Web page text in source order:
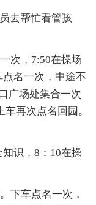
去帮忙看管孩
次，7:50在操场
名一次，中途不
广场处集合一次
再次点名回园。
识，8：10在操
下车点名一次，